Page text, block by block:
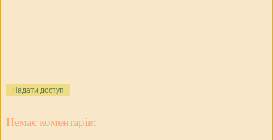
Надати доступ
Немає коментарів: